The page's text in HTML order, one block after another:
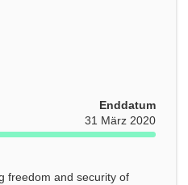
Enddatum
31 März 2020
freedom and security of